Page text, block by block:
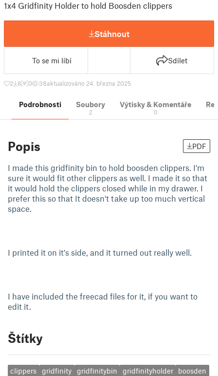
1x4 Gridfinity Holder to hold Boosden clippers
Stáhnout
To se mi líbí Sdílet
2 8 0 38aktualizováno 24. března 2025
Podrobnosti Soubory
2
Výtisky & Komentáře
0
Popis PDF
I made this gridfinity bin to hold boosden clippers. I'm
sure it would fit other clippers as well. I made it so that
it would hold the clippers closed while in my drawer. I
prefer this so that It doesn't take up too much vertical
space.
I printed it on it's side, and it turned out really well.
I have included the freecad files for it, if you want to
edit it.
Štítky
clippers gridfinity gridfinitybin gridfinityholder boosden